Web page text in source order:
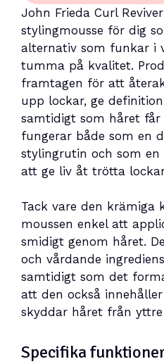
John Frieda Curl
stylingmousse för dig
alternativ som funkar i
tumma på kvalitet.
framtagen för att
upp lockar, ge
samtidigt som håret får
fungerar både som en
stylingrutin och som
att ge liv åt trötta
Tack vare den krämiga
moussen enkel att
smidigt genom håret.
och vårdande
samtidigt som det
att den också
skyddar håret från
Specifika